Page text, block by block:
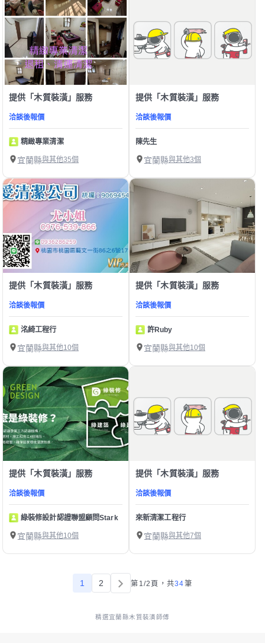
提供「木質裝潢」服務
洽談後報價
精緻專業清潔
宜蘭縣與其他35個
提供「木質裝潢」服務
洽談後報價
陳先生
宜蘭縣與其他3個
提供「木質裝潢」服務
洽談後報價
洺綺工程行
宜蘭縣與其他10個
提供「木質裝潢」服務
洽談後報價
許Ruby
宜蘭縣與其他10個
提供「木質裝潢」服務
洽談後報價
綠裝修設計認證聯盟顧問Stark
宜蘭縣與其他10個
提供「木質裝潢」服務
洽談後報價
來新清潔工程行
宜蘭縣與其他7個
1 2 第1/2頁， 共34筆
精選宜蘭縣木質裝潢師傅